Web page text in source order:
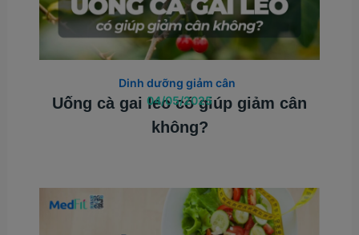
Uống cà gai leo có giúp giảm cân
không?
Dinh dưỡng giảm cân
04/05/2025